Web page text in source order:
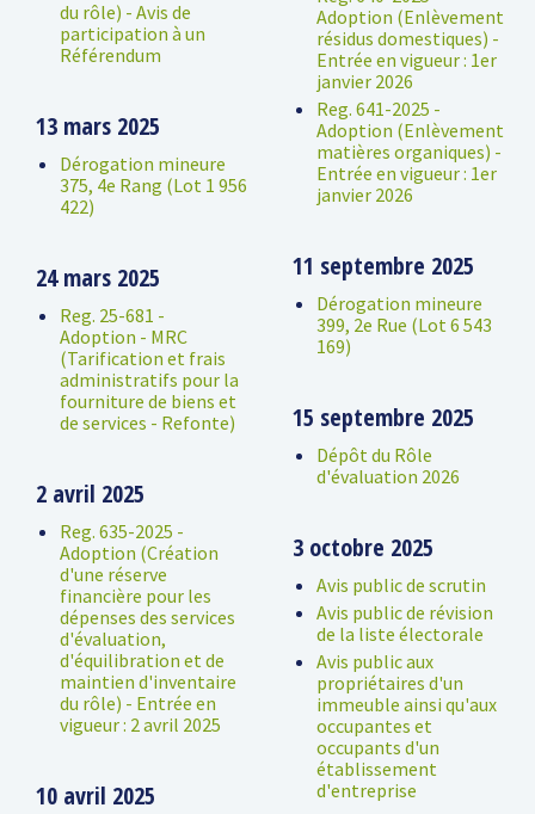
du rôle) - Avis de
participation à un
Référendum
13 mars 2025
Dérogation mineure
375, 4e Rang (Lot 1 956
422)
24 mars 2025
Reg. 25-681 -
Adoption - MRC
(Tarification et frais
administratifs pour la
fourniture de biens et
de services - Refonte)
2 avril 2025
Reg. 635-2025 -
Adoption (Création
d'une réserve
financière pour les
dépenses des services
d'évaluation,
d'équilibration et de
maintien d'inventaire
du rôle) - Entrée en
vigueur : 2 avril 2025
10 avril 2025
Adoption (Enlèvement
résidus domestiques) -
Entrée en vigueur : 1er
janvier 2026
Reg. 641-2025 -
Adoption (Enlèvement
matières organiques) -
Entrée en vigueur : 1er
janvier 2026
11 septembre 2025
Dérogation mineure
399, 2e Rue (Lot 6 543
169)
15 septembre 2025
Dépôt du Rôle
d'évaluation 2026
3 octobre 2025
Avis public de scrutin
Avis public de révision
de la liste électorale
Avis public aux
propriétaires d'un
immeuble ainsi qu'aux
occupantes et
occupants d'un
établissement
d'entreprise